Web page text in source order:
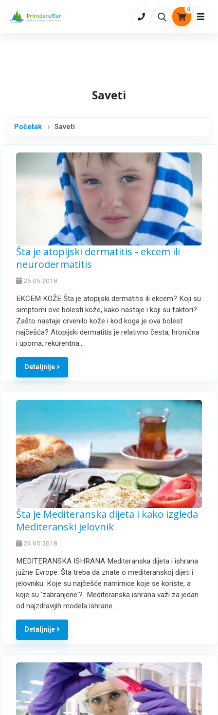
0
Saveti
Početak Saveti
Šta je atopijski dermatitis - ekcem ili
neurodermatitis
25.05.2018.
EKCEM KOŽE Šta je atopijski dermatitis ili ekcem? Koji su
simptomi ove bolesti kože, kako nastaje i koji su faktori?
Zašto nastaje crvenilo kože i kod koga je ova bolest
najčešća? Atopijski dermatitis je relativno česta, hronična
i uporna, rekurentna…
Detaljnije
Šta je Mediteranska dijeta i kako izgleda
Mediteranski jelovnik
24.05.2018.
MEDITERANSKA ISHRANA Mediteranska dijeta i ishrana
južne Evrope. Šta treba da znate o mediteranskoj dijeti i
jelovniku. Koje su najčešće namirnice koje se koriste, a
koje su 'zabranjene'? Mediteranska ishrana važi za jedan
od najzdravijih modela ishrane…
Detaljnije